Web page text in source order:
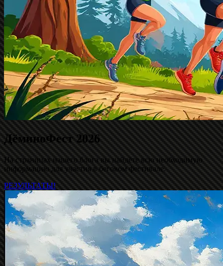
ДёминоФест 2026
На страницах нашего блога вы найдёте всю необходимую
информацию для участия в беговом фестивале.
РЕЗУЛЬТАТЫ!